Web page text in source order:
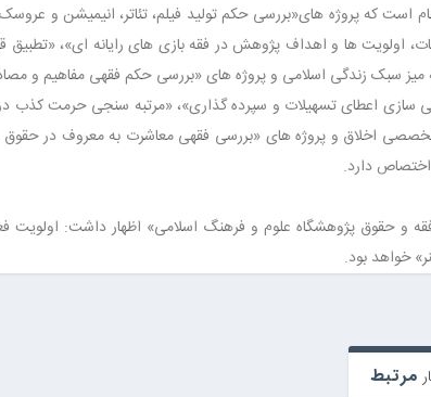
این قطب در حال انجام است که پروژه های«بررسی حکم تولید فیلم، تئاتر، انیمیشن و
اولویت ها و اهداف پژوهش در فقه بازی های رایانه ای»، «تطبیق
سبک زندگی اسلامی و پروژه های «بررسی حکم فقهی مفاهیم و
اعطای تسهیلات و سپرده گذاری»، «مرتبه سنجی حرمت کذب در
اخلاق و پروژه های «بررسی فقهی معاشرت به معروف در حقوق
دارد.
و حقوق پژوهشگاه علوم و فرهنگ اسلامی» اظهار داشت: اولویت
خواهد بود.
مرتبط